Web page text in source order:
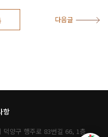
다음글
항
덕양구 행주로 83번길 66, 1층